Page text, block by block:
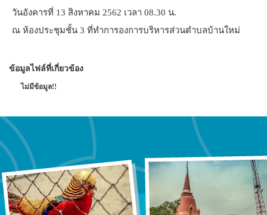
วันอังคารที่ 13 สิงหาคม 2562 เวลา 08.30 น.
ณ ห้องประชุมชั้น 3 ที่ทำการองการบริหารส่วนตำบลบ้านใหม่
ข้อมูลไฟล์ที่เกี่ยวข้อง
ไม่มีข้อมูล!!